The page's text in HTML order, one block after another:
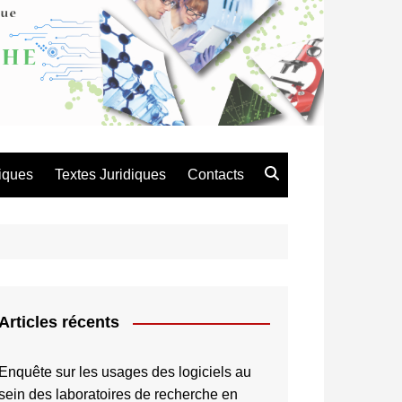
de Recherche en
et Technologie
Textes Juridiques Contacts
récents
Enquête sur les usages des logiciels au
des laboratoires de recherche en